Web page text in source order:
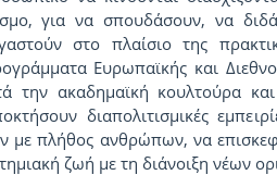
για να σπουδάσουν, να
στο πλαίσιο της
Ευρωπαϊκής και
την ακαδημαϊκή κουλτούρα
διαπολιτισμικές
με πλήθος ανθρώπων, να
ζωή με τη διάνοιξη νέων